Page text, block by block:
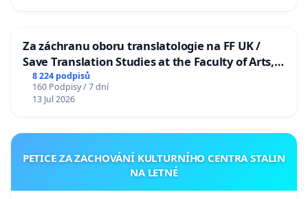
Za záchranu oboru translatologie na FF UK /
Save Translation Studies at the Faculty of Arts,
Charles University
8 224 podpisů
160 Podpisy / 7 dní
13 Jul 2026
PETICE ZA ZACHOVÁNÍ KULTURNÍHO CENTRA STALIN
NA LETNÉ